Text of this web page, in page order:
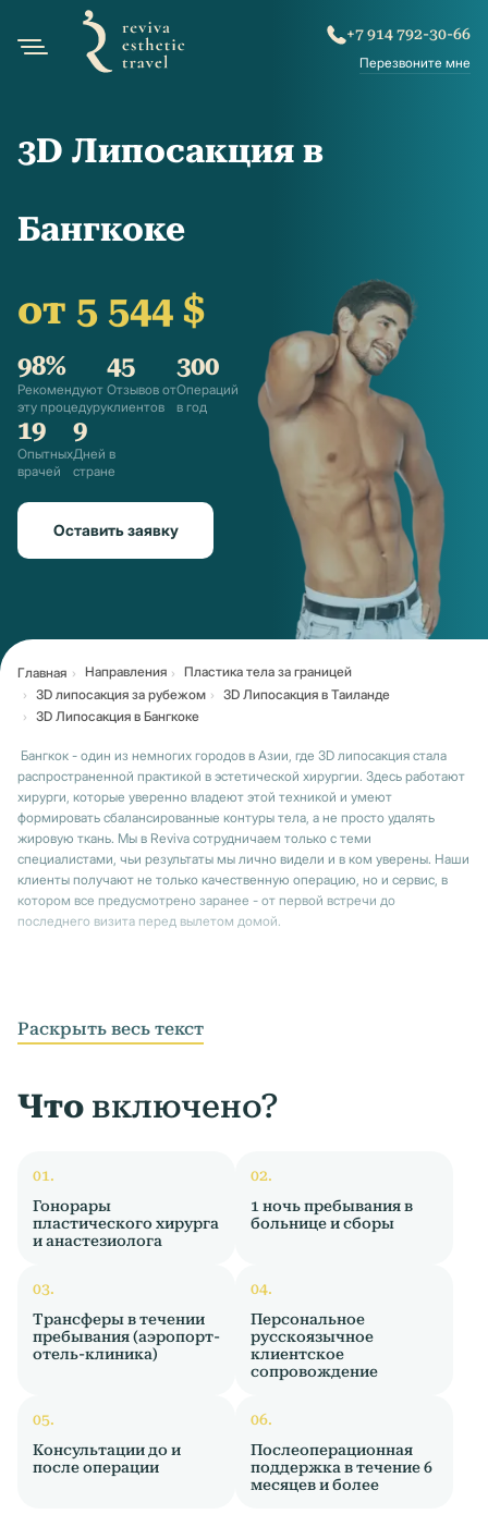
+7 914 792-30-66
Перезвоните мне
3D Липосакция в
Бангкоке
от 5 544 $
98%
Рекомендуют
эту процедуру
45
Отзывов от
клиентов
300
Операций
в год
19
Опытных
врачей
9
Дней в
стране
Оставить заявку
Главная Направления
Пластика тела за границей
3D липосакция за рубежом
3D Липосакция в Таиланде
3D Липосакция в Бангкоке
Бангкок - один из немногих городов в Азии, где 3D липосакция стала
распространенной практикой в эстетической хирургии. Здесь работают
хирурги, которые уверенно владеют этой техникой и умеют
формировать сбалансированные контуры тела, а не просто удалять
жировую ткань. Мы в Reviva сотрудничаем только с теми
специалистами, чьи результаты мы лично видели и в ком уверены. Наши
клиенты получают не только качественную операцию, но и сервис, в
котором все предусмотрено заранее - от первой встречи до
последнего визита перед вылетом домой.
Раскрыть весь текст
Что включено?
Гонорары
пластического хирурга
и анастезиолога
1 ночь пребывания в
больнице и сборы
Трансферы в течении
пребывания (аэропорт-
отель-клиника)
Персональное
русскоязычное
клиентское
сопровождение
Консультации до и
после операции
Послеоперационная
поддержка в течение 6
месяцев и более